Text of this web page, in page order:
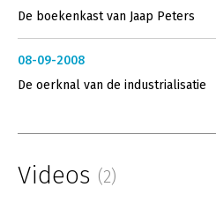
De boekenkast van Jaap Peters
08-09-2008
De oerknal van de industrialisatie
Videos (2)